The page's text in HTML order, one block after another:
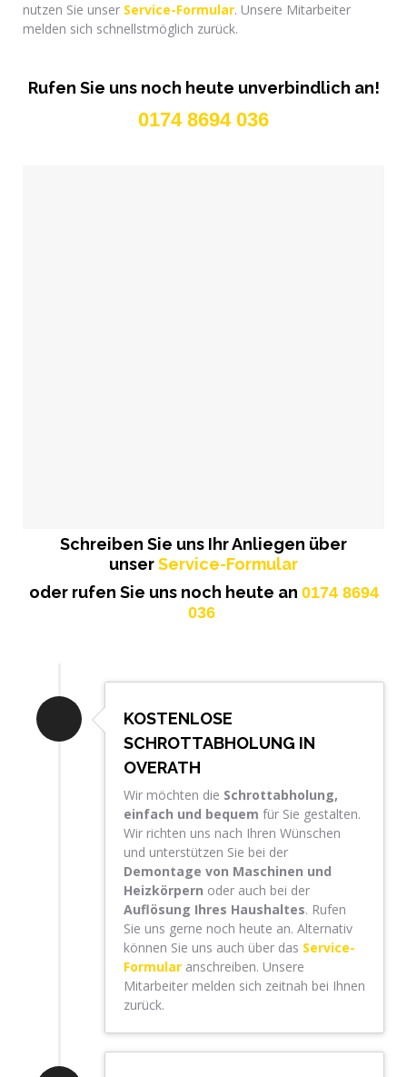
nutzen Sie unser Service-Formular. Unsere Mitarbeiter
melden sich schnellstmöglich zurück.
Rufen Sie uns noch heute unverbindlich an!
0174 8694 036
Schreiben Sie uns Ihr Anliegen über
unserService-Formular
oder rufen Sie uns noch heute an 0174 8694
036
KOSTENLOSE
SCHROTTABHOLUNG IN
OVERATH
Wir möchten die Schrottabholung,
einfach und bequem für Sie gestalten.
Wir richten uns nach Ihren Wünschen
und unterstützen Sie bei der
Demontage von Maschinen und
Heizkörpern oder auch bei der
Auflösung Ihres Haushaltes. Rufen
Sie uns gerne noch heute an. Alternativ
können Sie uns auch über das Service-
Formular anschreiben. Unsere
Mitarbeiter melden sich zeitnah bei Ihnen
zurück.